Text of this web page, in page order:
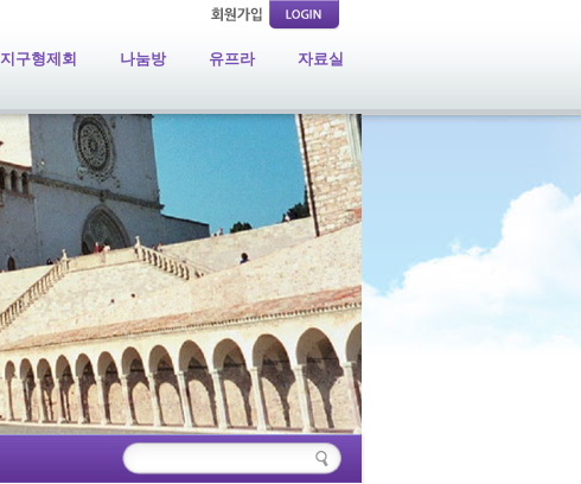
지구형제회 나눔방 유프라 자료실